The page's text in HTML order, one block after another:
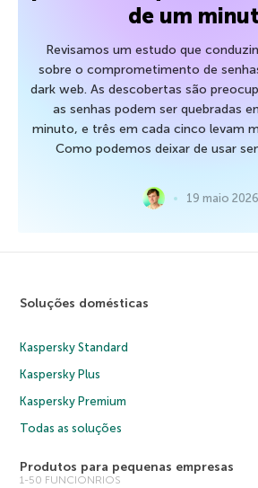
de um
Revisamos um estudo que
sobre o comprometimento de
dark web. As descobertas são
as senhas podem ser quebradas
minuto, e três em cada cinco levam
Como podemos deixar de usar
19 maio 2026
Soluções domésticas
Kaspersky Standard
Kaspersky Plus
Kaspersky Premium
Todas as soluções
Produtos para pequenas empresas
1-50 FUNCIONRIOS